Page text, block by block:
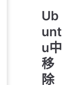
Ub
unt
u中
移
除